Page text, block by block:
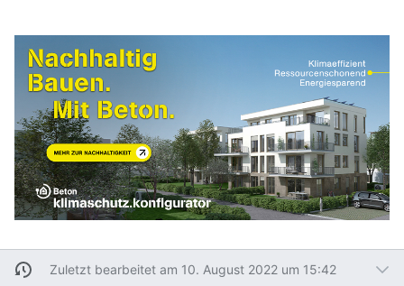
Zuletzt bearbeitet am 10. August 2022 um 15:42